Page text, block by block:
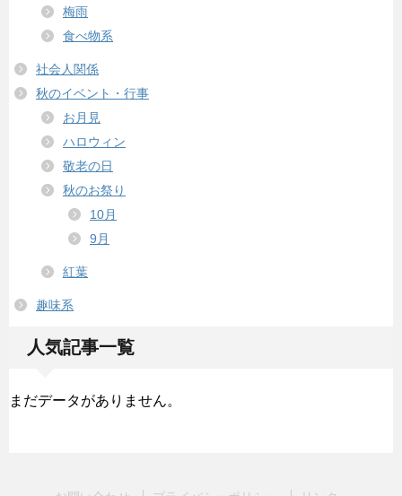
梅雨
食べ物系
社会人関係
秋のイベント・行事
お月見
ハロウィン
敬老の日
秋のお祭り
10月
9月
紅葉
趣味系
人気記事一覧
まだデータがありません。